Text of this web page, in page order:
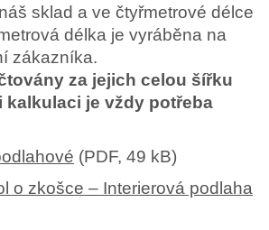
sklad a ve čtyřmetrové délce
délka je vyráběna na
zákazníka.
za jejich celou šířku
kalkulaci je vždy potřeba
(PDF, 49 kB)
o zkošce – Interierová podlaha